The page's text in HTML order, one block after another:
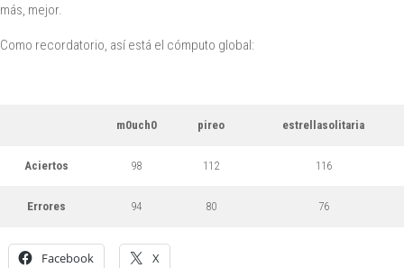
más, mejor.
Como recordatorio, así está el cómputo global:
m0uch0 pireo estrellasolitaria
Aciertos 98 112 116
Errores 94 80 76
Facebook X